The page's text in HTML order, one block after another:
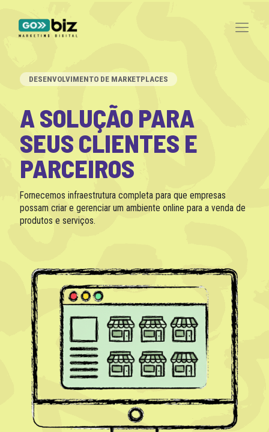
DESENVOLVIMENTO DE MARKETPLACES
A SOLUÇÃO PARA
SEUS CLIENTES E
PARCEIROS
Fornecemos infraestrutura completa para que empresas
possam criar e gerenciar um ambiente online para a venda de
produtos e serviços.